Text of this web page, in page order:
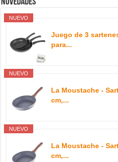
Novedades
NUEVO
Juego de 3
para...
NUEVO
La Moustache -
cm,...
NUEVO
La Moustache -
cm,...